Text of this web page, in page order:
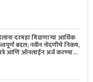
दरमहा मिळणाऱ्या आर्थिक
बदल; नवीन नोंदणीचे निकष,
आणि ऑनलाईन अर्ज करण्याची
घ्या.